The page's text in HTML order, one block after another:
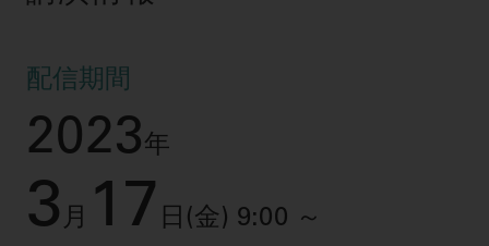
配信期間
2023年
3 月 17 日(金) 9:00 ～